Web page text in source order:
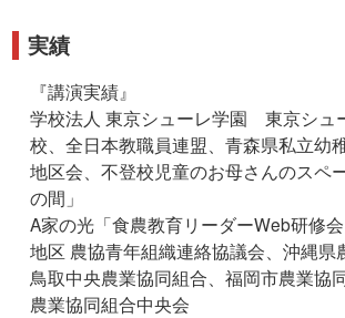
実績
『講演実績』
学校法人 東京シューレ学園 東京シュ
校、全日本教職員連盟、青森県私立幼
地区会、不登校児童のお母さんのスペ
の間」
A家の光「食農教育リーダーWeb研修
地区 農協青年組織連絡協議会、沖縄県
鳥取中央農業協同組合、福岡市農業協
農業協同組合中央会